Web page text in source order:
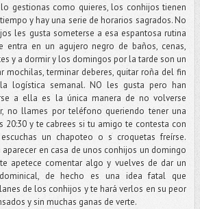
gestionas como quieres, los conhijos tienen
y hay una serie de horarios sagrados. No
les gusta someterse a esa espantosa rutina
entra en un agujero negro de baños, cenas,
y a dormir y los domingos por la tarde son un
mochilas, terminar deberes, quitar roña del fin
logística semanal. NO les gusta pero han
a ella es la única manera de no volverse
no llames por teléfono queriendo tener una
20:30 y te cabrees si tu amigo te contesta con
un chapoteo o s croquetas freírse.
en casa de unos conhijos un domingo
apetece comentar algo y vuelves de dar un
de hecho es una idea fatal que
de los conhijos y te hará verlos en su peor
y sin muchas ganas de verte.